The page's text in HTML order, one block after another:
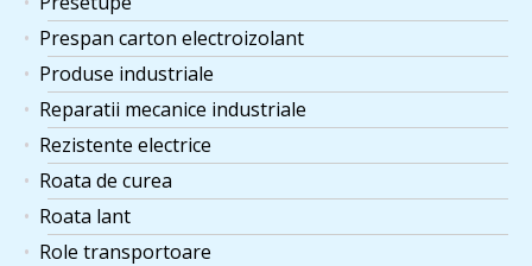
Prespan carton electroizolant
Produse industriale
Reparatii mecanice industriale
Rezistente electrice
Roata de curea
Roata lant
Role transportoare